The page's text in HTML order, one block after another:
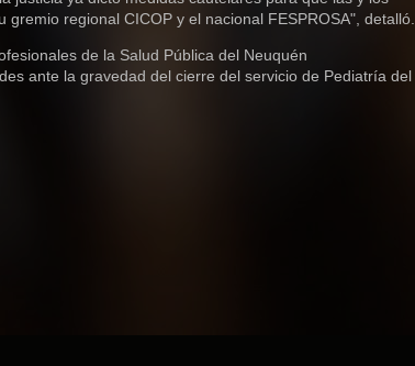
regional CICOP y el nacional FESPROSA", detalló.
de la Salud Pública del Neuquén
ante la gravedad del cierre del servicio de Pediatría del